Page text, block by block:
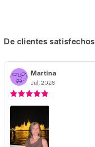
De clientes satisfechos
Martina
Jul, 2026